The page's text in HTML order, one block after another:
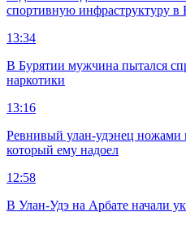
спортивную инфраструктуру в
13:34
В Бурятии мужчина пытался
наркотики
13:16
Ревнивый улан-удэнец ножами
который ему надоел
12:58
В Улан-Удэ на Арбате начали